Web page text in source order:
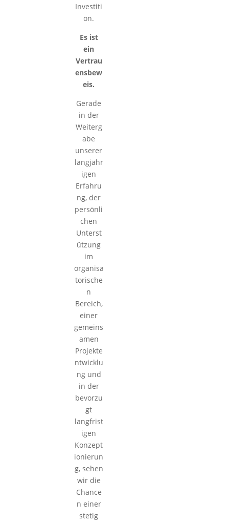
Investiti
on.
Es ist
ein
Vertrau
ensbew
eis.
Gerade
in der
Weiterg
abe
unserer
langjähr
igen
Erfahru
ng, der
persönli
chen
Unterst
ützung
im
organisa
torische
n
Bereich,
einer
gemeins
amen
Projekte
ntwicklu
ng und
in der
bevorzu
gt
langfrist
igen
Konzept
ionierun
g, sehen
wir die
Chance
n einer
stetig